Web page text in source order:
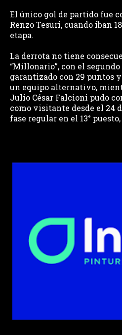
El único gol de partido fue
Renzo Tesuri, cuando iban
etapa.
La derrota no tiene
“Millonario”, con el
garantizado con 29 puntos
un equipo alternativo,
Julio César Falcioni pudo
como visitante desde el 24
fase regular en el 13°